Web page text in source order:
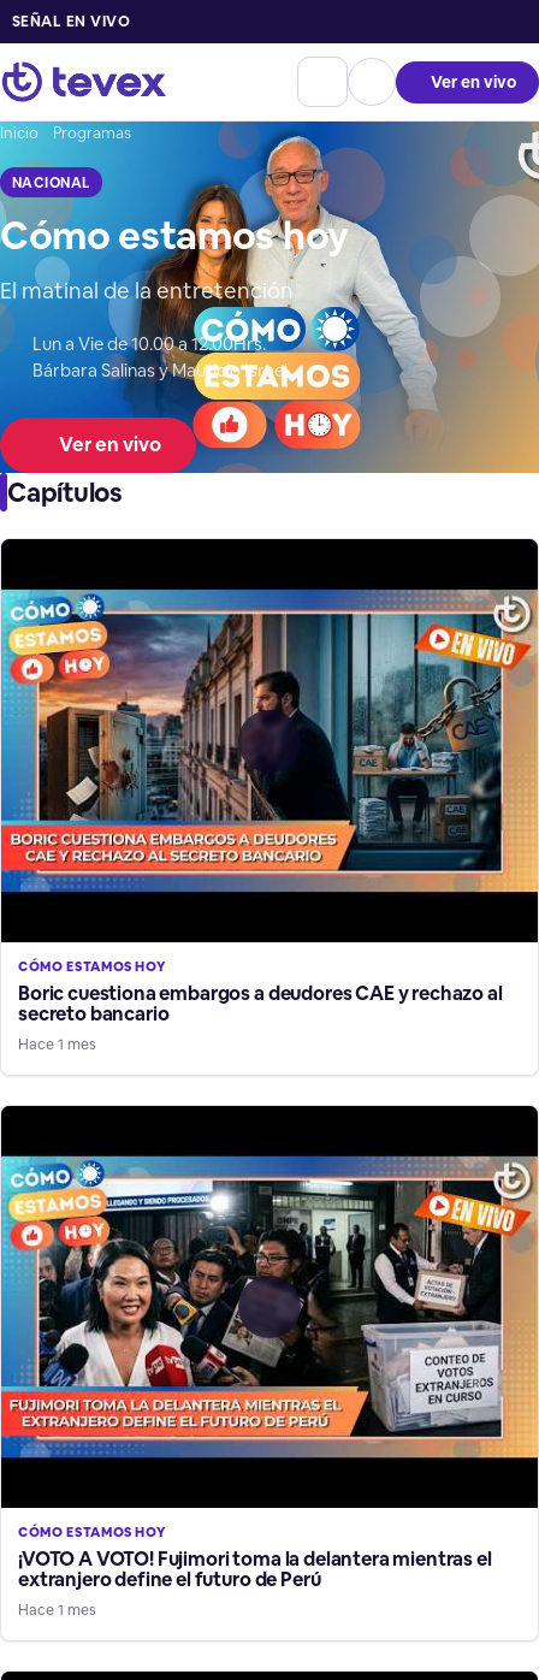
SEÑAL EN VIVO
Ver en vivo
Inicio Programas
NACIONAL
Cómo estamos hoy
El matinal de la entretención
Lun a Vie de 10.00 a 12.00Hrs.
Bárbara Salinas y Mauricio Israel
Ver en vivo
Capítulos
CÓMO ESTAMOS HOY
Boric cuestiona embargos a deudores CAE y rechazo al
secreto bancario
Hace 1 mes
CÓMO ESTAMOS HOY
¡VOTO A VOTO! Fujimori toma la delantera mientras el
extranjero define el futuro de Perú
Hace 1 mes